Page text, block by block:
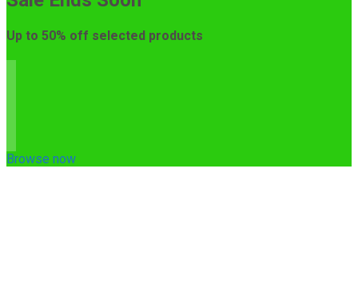
Up to 50% off selected products
Browse now